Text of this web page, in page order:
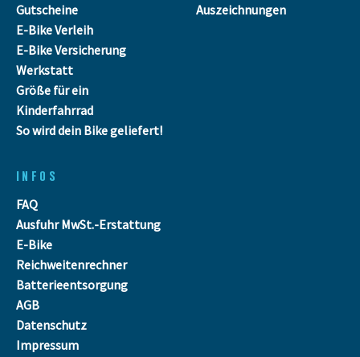
Gutscheine
E-Bike Verleih
E-Bike Versicherung
Werkstatt
Größe für ein
Kinderfahrrad
So wird dein Bike geliefert!
Auszeichnungen
INFOS
FAQ
Ausfuhr MwSt.-Erstattung
E-Bike
Reichweitenrechner
Batterieentsorgung
AGB
Datenschutz
Impressum